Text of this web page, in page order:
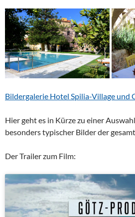
Bildergalerie Hotel Spilia-Village und
Hier geht es in Kürze zu einer
besonders typischer Bilder der
Der Trailer zum Film: